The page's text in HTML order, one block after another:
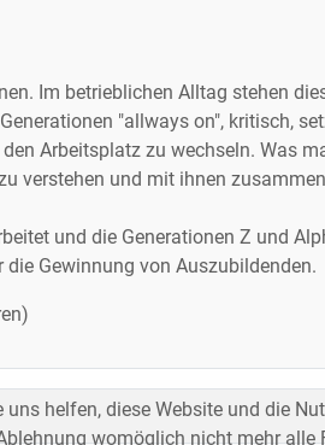
Im betrieblichen Alltag stehen
"allways on", kritisch,
Arbeitsplatz zu wechseln. Was
verstehen und mit ihnen
und die Generationen Z und
Gewinnung von Auszubildenden.
helfen, diese Website und die
womöglich nicht mehr